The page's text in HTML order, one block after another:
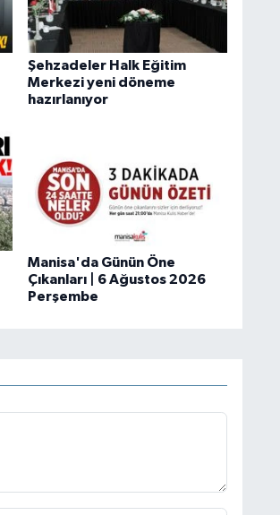
Şehzadeler Halk Eğitim
Merkezi yeni döneme
hazırlanıyor
Manisa'da Günün Öne
Çıkanları | 6 Ağustos 2026
Perşembe